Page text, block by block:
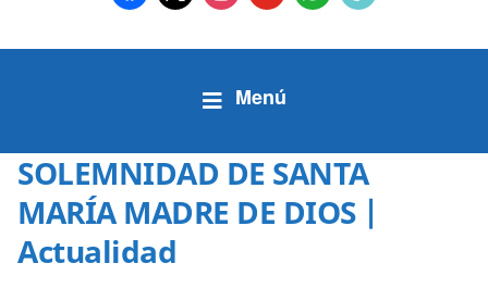
SOLEMNIDAD DE SANTA
MARÍA MADRE DE DIOS |
Actualidad